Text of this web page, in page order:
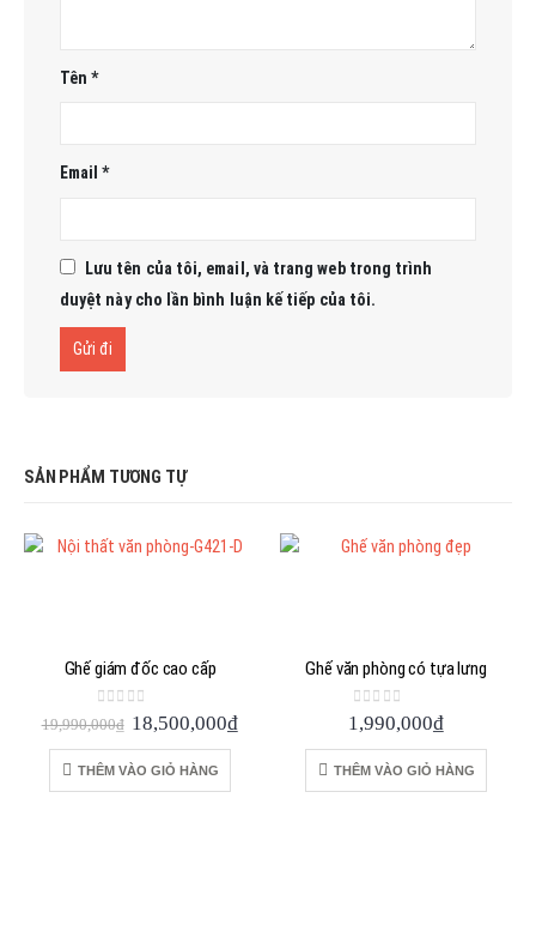
Tên*
Email*
Lưu tên của tôi, email, và trang web trong trình
duyệt này cho lần bình luận kế tiếp của tôi.
SẢN PHẨM TƯƠNG TỰ
Ghế giám đốc cao cấp
0out of 5
19,990,000₫ Giá
là:
19,990,000₫.
18,500,000₫Giá
18,500,000₫.
THÊM VÀO GIỎ HÀNG
Ghế văn phòng có tựa lưng
0 out of 5
1,990,000₫
THÊM VÀO GIỎ HÀNG